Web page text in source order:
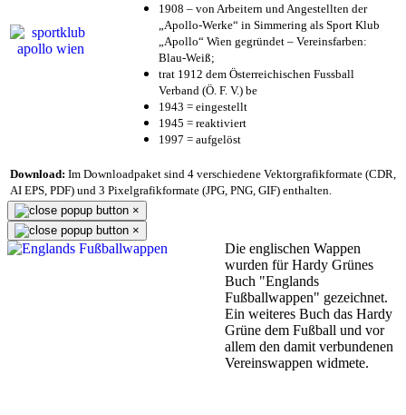
1908 – von Arbeitern und Angestellten der
„Apollo-Werke“ in Simmering als Sport Klub
„Apollo“ Wien gegründet – Vereinsfarben:
Blau-Weiß;
trat 1912 dem Österreichischen Fussball
Verband (Ö. F. V.) be
1943 = eingestellt
1945 = reaktiviert
1997 = aufgelöst
Download: Im Downloadpaket sind 4 verschiedene Vektorgrafikformate (CDR,
AI EPS, PDF) und 3 Pixelgrafikformate (JPG, PNG, GIF) enthalten.
×
×
Die englischen Wappen
wurden für Hardy Grünes
Buch "Englands
Fußballwappen" gezeichnet.
Ein weiteres Buch das Hardy
Grüne dem Fußball und vor
allem den damit verbundenen
Vereinswappen widmete.